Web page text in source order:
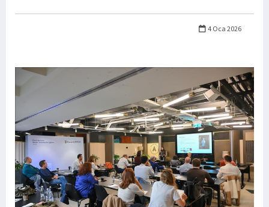
4 Oca 2026